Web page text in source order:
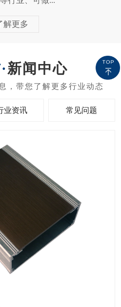
解更多
新闻中心
业资讯 常见问题